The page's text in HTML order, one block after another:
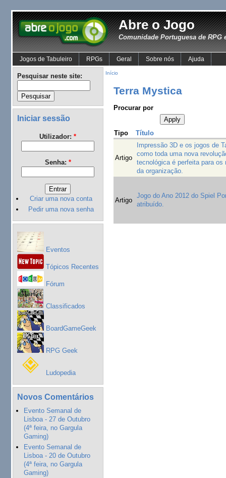
Abre o Jogo
Comunidade Portuguesa de RPG
Jogos de Tabuleiro RPGs Geral Sobre nós Ajuda
Pesquisar neste site:
Iniciar sessão
Utilizador: *
Senha: *
Criar uma nova conta
Pedir uma nova senha
Eventos
Tópicos Recentes
Fórum
Classificados
BoardGameGeek
RPG Geek
Ludopedia
Novos Comentários
Evento Semanal de
Lisboa - 27 de Outubro
(4ª feira, no Gargula
Gaming)
Evento Semanal de
Lisboa - 20 de Outubro
(4ª feira, no Gargula
Gaming)
Início
Terra Mystica
Procurar por
Tipo Título
Artigo
Impressão 3D e os jogos de
como toda uma nova
tecnológica é perfeita para os
da organização.
Artigo
Jogo do Ano 2012 do Spiel
atribuído.